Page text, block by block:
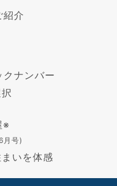
介
ナンバー
※
号)
いを体感